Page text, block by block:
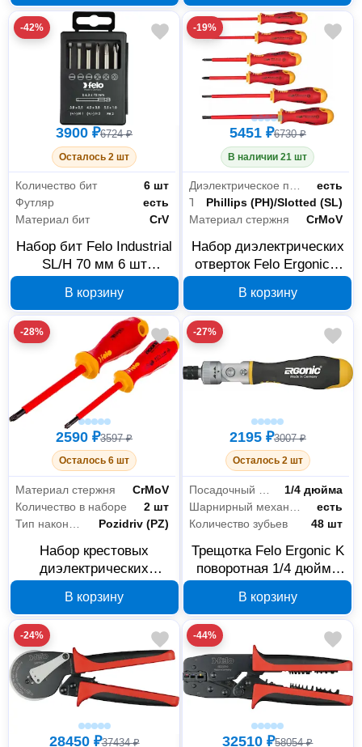
-42%
3900 ₽6724 ₽
Осталось 2 шт
Количество бит
6 шт
Футляр
есть
Материал бит
CrV
Набор бит Felo Industrial
SL/H 70 мм 6 шт
В корзину
-19%
5451 ₽6730 ₽
В наличии 21 шт
Диэлектрическое покрытие
есть
Phillips (PH)/Slotted (SL)
Материал стержня
CrMoV
Набор диэлектрических
отверток Felo Ergonic 6
В корзину
-28%
2590 ₽3597 ₽
Осталось 6 шт
Материал стержня
CrMoV
Количество в наборе
2 шт
Pozidriv (PZ)
Набор крестовых
диэлектрических
шт 41792191
В корзину
-27%
2195 ₽3007 ₽
Осталось 2 шт
1/4 дюйма
есть
Количество зубьев
48 шт
Трещотка Felo Ergonic K
поворотная 1/4 дюйма
В корзину
-24%
28450 ₽37434 ₽
-44%
32510 ₽58054 ₽